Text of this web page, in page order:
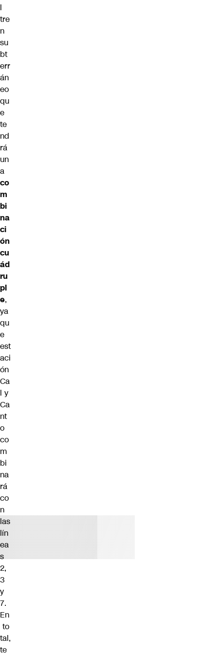
l
tre
n
su
bt
err
án
eo
qu
e
te
nd
rá
un
a
co
m
bi
na
ci
ón
cu
ád
ru
pl
e,
ya
qu
e
est
aci
ón
Ca
l y
Ca
nt
o
co
m
bi
na
rá
co
n
las
lín
ea
s
2,
3
y
7.
En
to
tal,
te